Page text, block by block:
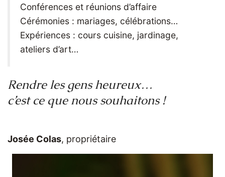
Conférences et réunions d’affaire
Cérémonies : mariages, célébrations…
Expériences : cours cuisine, jardinage,
ateliers d’art…
Rendre les gens heureux…
c’est ce que nous souhaitons !
Josée Colas, propriétaire